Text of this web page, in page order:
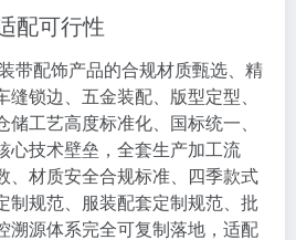
配可行性
带配饰产品的合规材质甄选、精
锁边、五金装配、版型定型、
工艺高度标准化、国标统一、
心技术壁垒，全套生产加工流
、材质安全合规标准、四季款式
制规范、服装配套定制规范、批
溯源体系完全可复制落地，适配